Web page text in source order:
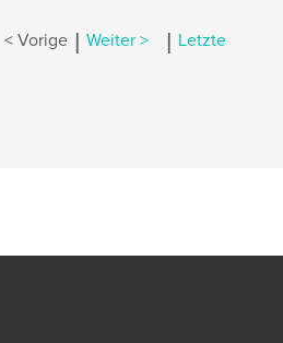
< Vorige | Weiter > | Letzte